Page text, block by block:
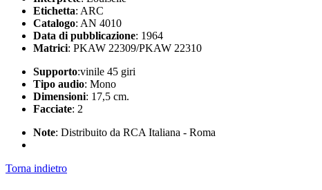
Etichetta: ARC
Catalogo: AN 4010
Data di pubblicazione: 1964
Matrici: PKAW 22309/PKAW 22310
Supporto:vinile 45 giri
Tipo audio: Mono
Dimensioni: 17,5 cm.
Facciate: 2
Note: Distribuito da RCA Italiana - Roma
Torna indietro